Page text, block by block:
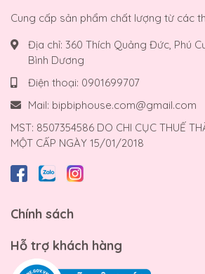
Cung cấp sản phẩm chất lượng từ các
Địa chỉ: 360 Thích Quảng Đức, Phú
Bình Dương
Điện thoại: 0901699707
Mail: bipbiphouse.com@gmail.com
MST: 8507354586 DO CHI CỤC THUẾ
MỘT CẤP NGÀY 15/01/2018
Chính sách
Hỗ trợ khách hàng